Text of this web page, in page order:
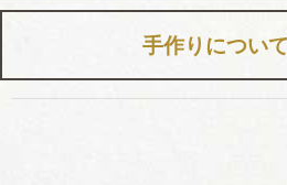
手作りについ